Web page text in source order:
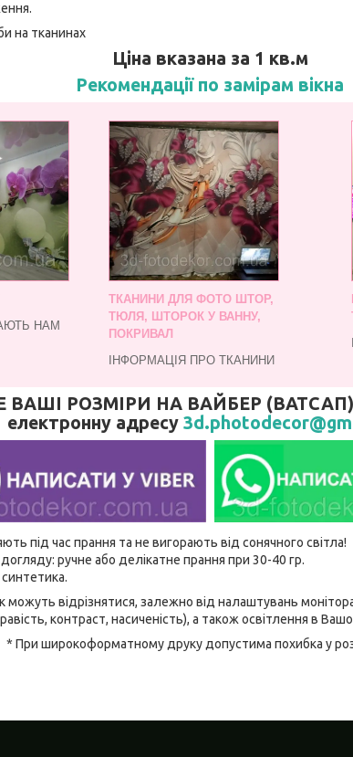
на тканинах
Ціна вказана за 1 кв.м
Рекомендації по замірам вікна
НАМ
ТКАНИНИ ДЛЯ ФОТО ШТОР,
ТЮЛЯ, ШТОРОК У ВАННУ,
ПОКРИВАЛ
ІНФОРМАЦІЯ ПРО ТКАНИНИ
РОЗМІРИ НА ВАЙБЕР (ВАТСАП)
електронну адресу
під час прання та не вигорають від сонячного світла!
ручне або делікатне прання при 30-40 гр.
можуть відрізнятися, залежно від налаштувань
контраст, насиченість), а також освітлення в
* При широкоформатному друку допустима похибка у